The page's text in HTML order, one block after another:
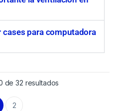
para computadora
de 32 resultados
2